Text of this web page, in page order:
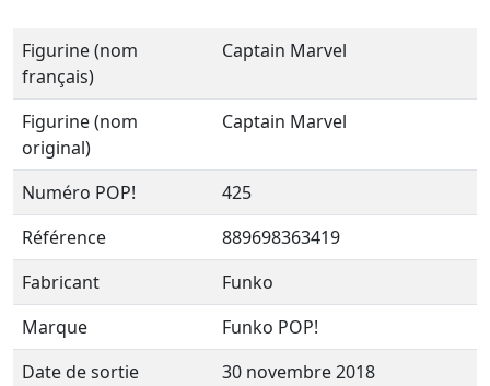
Figurine (nom
français)
Captain Marvel
Figurine (nom
original)
Captain Marvel
Numéro POP!
425
Référence
889698363419
Fabricant
Funko
Marque
Funko POP!
Date de sortie
30 novembre 2018